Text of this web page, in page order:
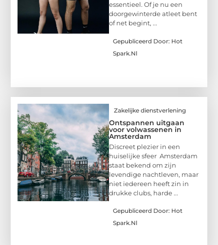
essentieel. Of je nu een
doorgewinterde atleet bent
of net begint, ...
Gepubliceerd Door: Hot
Spark.nl
Zakelijke dienstverlening
Ontspannen uitgaan
voor volwassenen in
Amsterdam
Discreet plezier in een
huiselijke sfeer Amsterdam
staat bekend om zijn
levendige nachtleven, maar
niet iedereen heeft zin in
drukke clubs, harde ...
Gepubliceerd Door: Hot
Spark.nl